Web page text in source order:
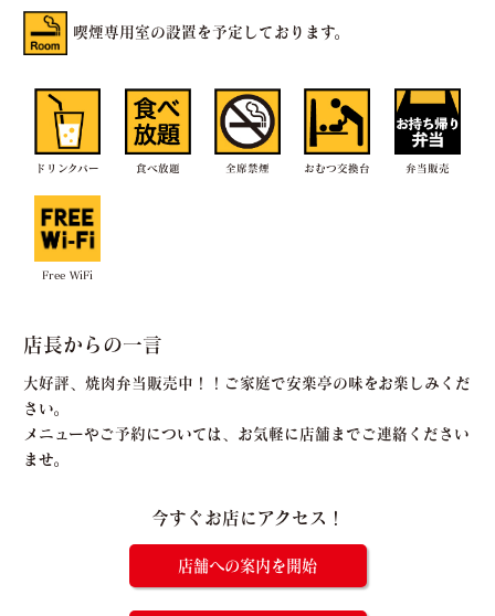
喫煙専用室の設置を予定しております。
ドリンクバー 食べ放題 全席禁煙 おむつ交換台 弁当販売
Free WiFi
店長からの一言
大好評、焼肉弁当販売中！！ご家庭で安楽亭の味をお楽しみくだ
さい。
メニューやご予約については、お気軽に店舗までご連絡ください
ませ。
今すぐお店にアクセス！
店舗への案内を開始